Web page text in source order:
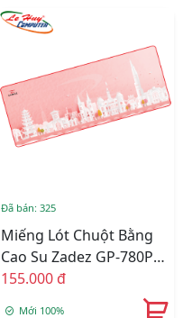
Đã bán: 325
Miếng Lót Chuột Bằng
Cao Su Zadez GP-780P
(Hồng)
155.000 đ
Mới 100%